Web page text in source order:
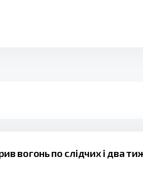
вогонь по слідчих і два